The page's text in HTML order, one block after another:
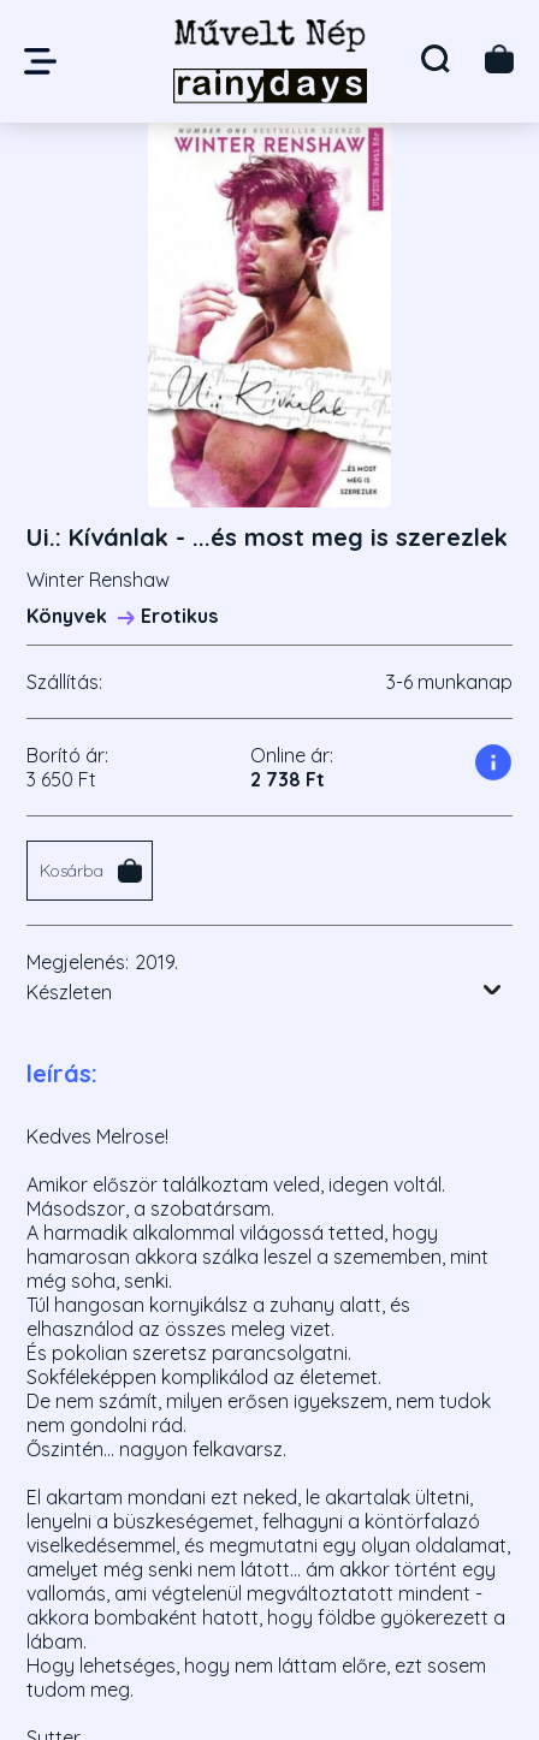
Ui.: Kívánlak - ...és most meg is szerezlek
Winter Renshaw
Könyvek
Erotikus
Szállítás: 3-6 munkanap
Borító ár:
3 650 Ft
Online ár:
2 738 Ft
Kosárba
Megjelenés: 2019.
Készleten
leírás:
Kedves Melrose!
Amikor először találkoztam veled, idegen voltál.
Másodszor, a szobatársam.
A harmadik alkalommal világossá tetted, hogy
hamarosan akkora szálka leszel a szememben, mint
még soha, senki.
Túl hangosan kornyikálsz a zuhany alatt, és
elhasználod az összes meleg vizet.
És pokolian szeretsz parancsolgatni.
Sokféleképpen komplikálod az életemet.
De nem számít, milyen erősen igyekszem, nem tudok
nem gondolni rád.
Őszintén... nagyon felkavarsz.
El akartam mondani ezt neked, le akartalak ültetni,
lenyelni a büszkeségemet, felhagyni a köntörfalazó
viselkedésemmel, és megmutatni egy olyan oldalamat,
amelyet még senki nem látott... ám akkor történt egy
vallomás, ami végtelenül megváltoztatott mindent -
akkora bombaként hatott, hogy földbe gyökerezett a
lábam.
Hogy lehetséges, hogy nem láttam előre, ezt sosem
tudom meg.